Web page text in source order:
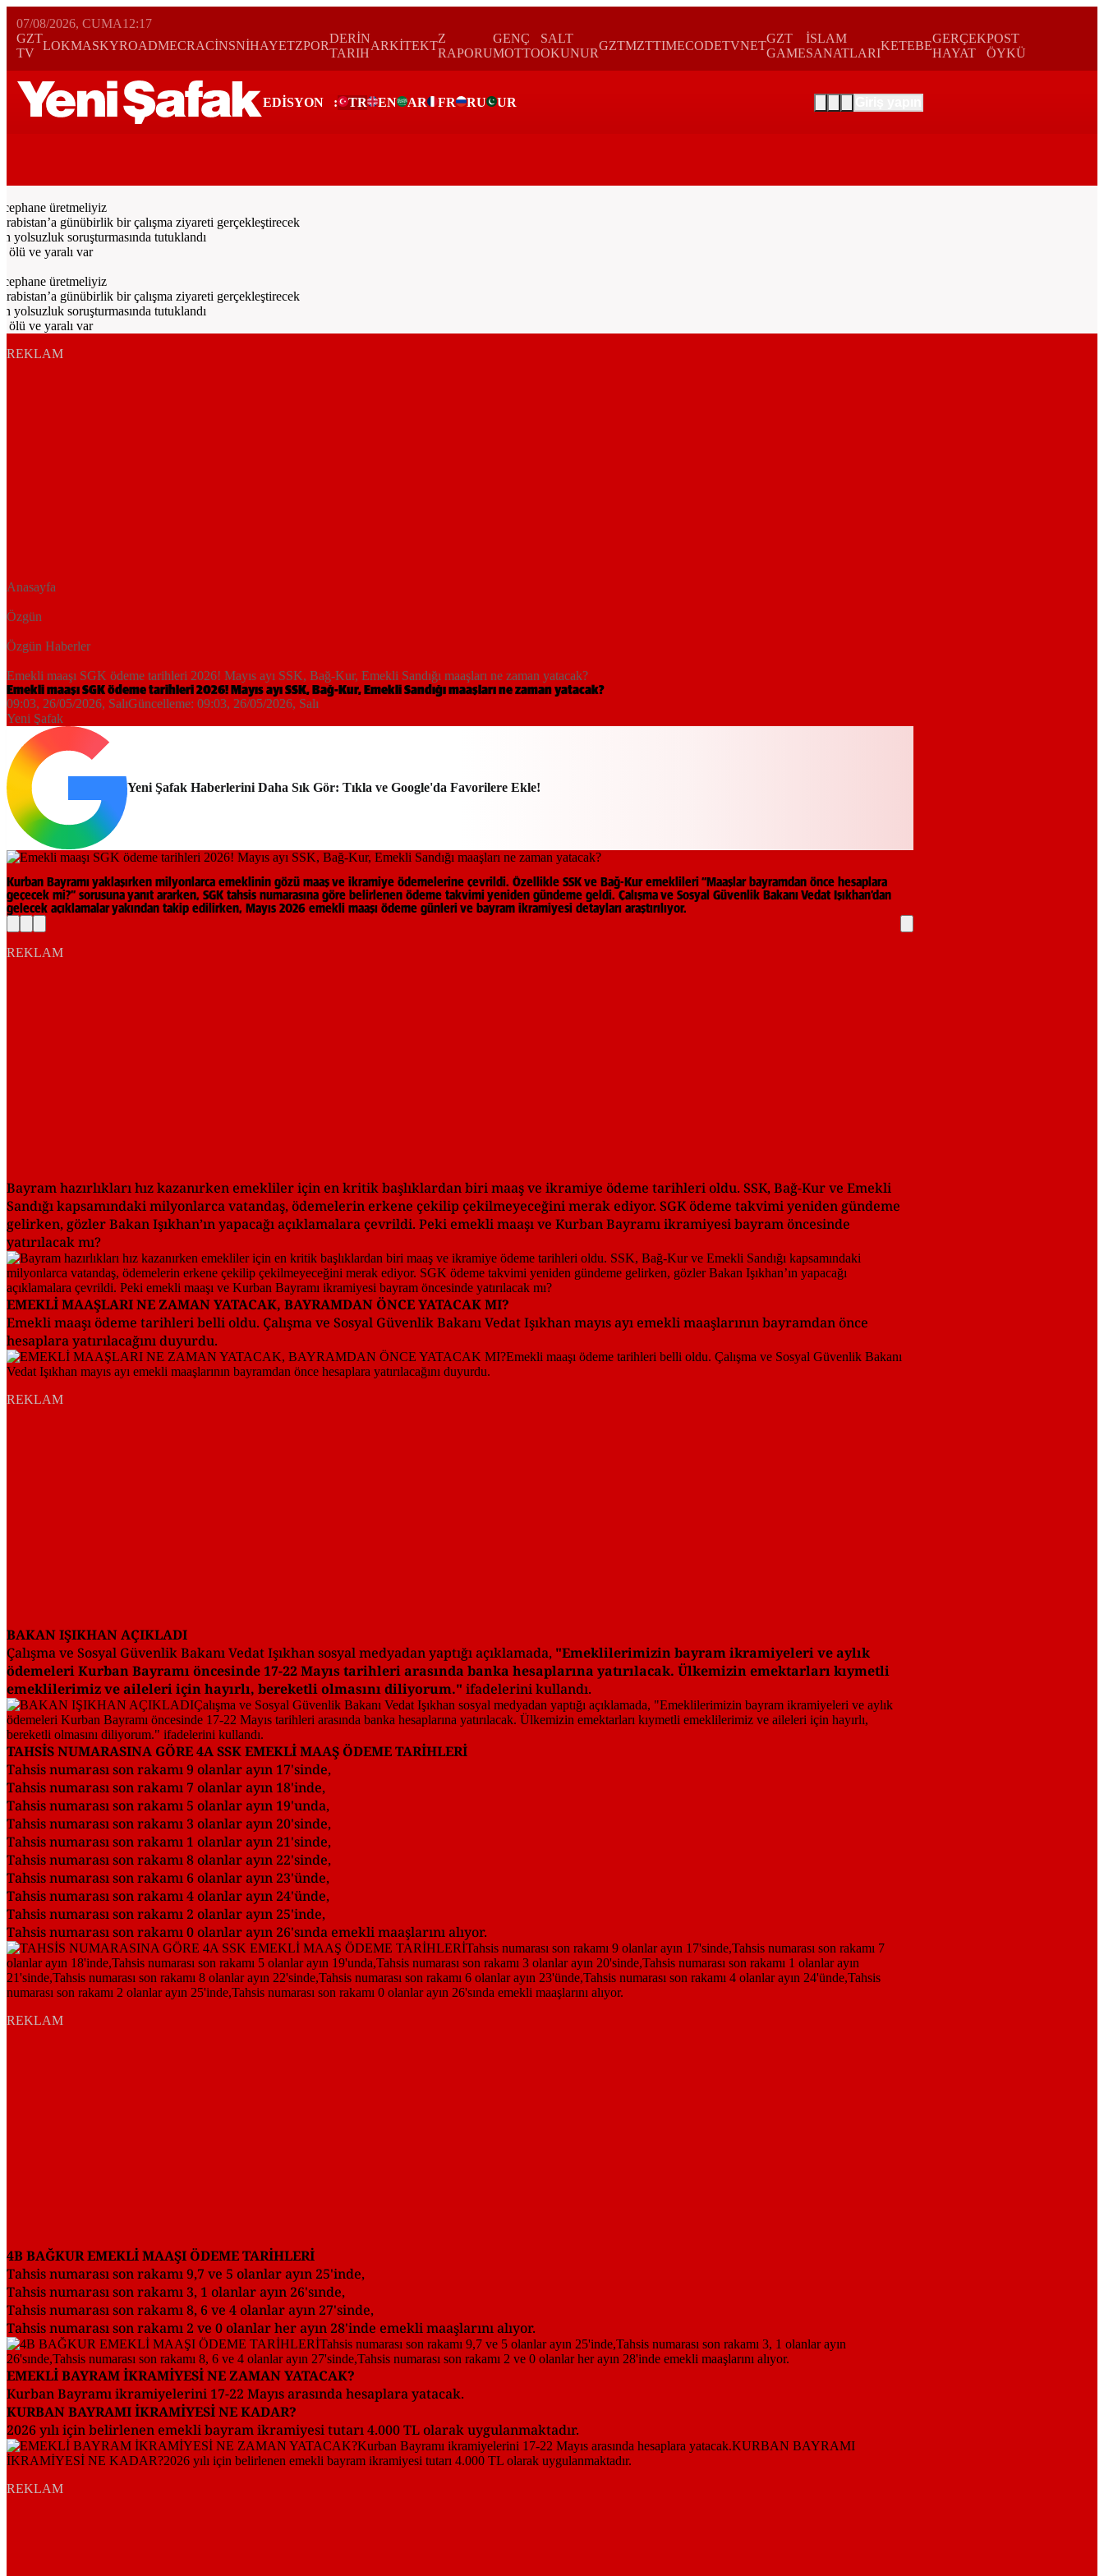
07/08/2026, CUMA12:17
GZT
TV
LOKMASKYROADMECRACİNSNİHAYETZPOR
DERİN
TARIH
ARKİTEKT
Z
RAPORU
GENÇ
MOTTO
SALT
OKUNUR
GZTMZTTIMECODETVNET
GZT
GAME
İSLAM
SANATLARI
KETEBE
GERÇEK
HAYAT
POST
ÖYKÜ
EDİSYON : TR EN AR FR RU UR
üretmeliyiz
günübirlik bir çalışma ziyareti gerçekleştirecek
soruşturmasında tutuklandı
ve yaralı var
üretmeliyiz
günübirlik bir çalışma ziyareti gerçekleştirecek
soruşturmasında tutuklandı
ve yaralı var
REKLAM
Anasayfa
Özgün
Özgün Haberler
Emekli maaşı SGK ödeme tarihleri 2026! Mayıs ayı SSK, Bağ-Kur, Emekli Sandığı maaşları ne zaman yatacak?
Emekli maaşı SGK ödeme tarihleri 2026! Mayıs ayı SSK, Bağ-Kur, Emekli Sandığı maaşları ne zaman yatacak?
09:03, 26/05/2026, SalıGüncelleme: 09:03, 26/05/2026, Salı
Yeni Şafak
Yeni Şafak Haberlerini Daha Sık Gör: Tıkla ve Google'da Favorilere Ekle!
Kurban Bayramı yaklaşırken milyonlarca emeklinin gözü maaş ve ikramiye ödemelerine çevrildi. Özellikle SSK ve Bağ-Kur emeklileri “Maaşlar bayramdan önce hesaplara
geçecek mi?” sorusuna yanıt ararken, SGK tahsis numarasına göre belirlenen ödeme takvimi yeniden gündeme geldi. Çalışma ve Sosyal Güvenlik Bakanı Vedat Işıkhan’dan
gelecek açıklamalar yakından takip edilirken, Mayıs 2026 emekli maaşı ödeme günleri ve bayram ikramiyesi detayları araştırılıyor.
REKLAM
Bayram hazırlıkları hız kazanırken emekliler için en kritik başlıklardan biri maaş ve ikramiye ödeme tarihleri oldu. SSK, Bağ-Kur ve Emekli
Sandığı kapsamındaki milyonlarca vatandaş, ödemelerin erkene çekilip çekilmeyeceğini merak ediyor. SGK ödeme takvimi yeniden gündeme
gelirken, gözler Bakan Işıkhan’ın yapacağı açıklamalara çevrildi. Peki emekli maaşı ve Kurban Bayramı ikramiyesi bayram öncesinde
yatırılacak mı?
EMEKLİ MAAŞLARI NE ZAMAN YATACAK, BAYRAMDAN ÖNCE YATACAK MI?
Emekli maaşı ödeme tarihleri belli oldu. Çalışma ve Sosyal Güvenlik Bakanı Vedat Işıkhan mayıs ayı emekli maaşlarının bayramdan önce
hesaplara yatırılacağını duyurdu.
REKLAM
BAKAN IŞIKHAN AÇIKLADI
Çalışma ve Sosyal Güvenlik Bakanı Vedat Işıkhan sosyal medyadan yaptığı açıklamada, "Emeklilerimizin bayram ikramiyeleri ve aylık
ödemeleri Kurban Bayramı öncesinde 17-22 Mayıs tarihleri arasında banka hesaplarına yatırılacak. Ülkemizin emektarları kıymetli
emeklilerimiz ve aileleri için hayırlı, bereketli olmasını diliyorum." ifadelerini kullandı.
TAHSİS NUMARASINA GÖRE 4A SSK EMEKLİ MAAŞ ÖDEME TARİHLERİ
Tahsis numarası son rakamı 9 olanlar ayın 17'sinde,
Tahsis numarası son rakamı 7 olanlar ayın 18'inde,
Tahsis numarası son rakamı 5 olanlar ayın 19'unda,
Tahsis numarası son rakamı 3 olanlar ayın 20'sinde,
Tahsis numarası son rakamı 1 olanlar ayın 21'sinde,
Tahsis numarası son rakamı 8 olanlar ayın 22'sinde,
Tahsis numarası son rakamı 6 olanlar ayın 23'ünde,
Tahsis numarası son rakamı 4 olanlar ayın 24'ünde,
Tahsis numarası son rakamı 2 olanlar ayın 25'inde,
Tahsis numarası son rakamı 0 olanlar ayın 26'sında emekli maaşlarını alıyor.
REKLAM
4B BAĞKUR EMEKLİ MAAŞI ÖDEME TARİHLERİ
Tahsis numarası son rakamı 9,7 ve 5 olanlar ayın 25'inde,
Tahsis numarası son rakamı 3, 1 olanlar ayın 26'sınde,
Tahsis numarası son rakamı 8, 6 ve 4 olanlar ayın 27'sinde,
Tahsis numarası son rakamı 2 ve 0 olanlar her ayın 28'inde emekli maaşlarını alıyor.
EMEKLİ BAYRAM İKRAMİYESİ NE ZAMAN YATACAK?
Kurban Bayramı ikramiyelerini 17-22 Mayıs arasında hesaplara yatacak.
KURBAN BAYRAMI İKRAMİYESİ NE KADAR?
2026 yılı için belirlenen emekli bayram ikramiyesi tutarı 4.000 TL olarak uygulanmaktadır.
REKLAM